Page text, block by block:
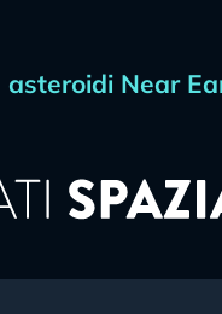
asteroidi Near